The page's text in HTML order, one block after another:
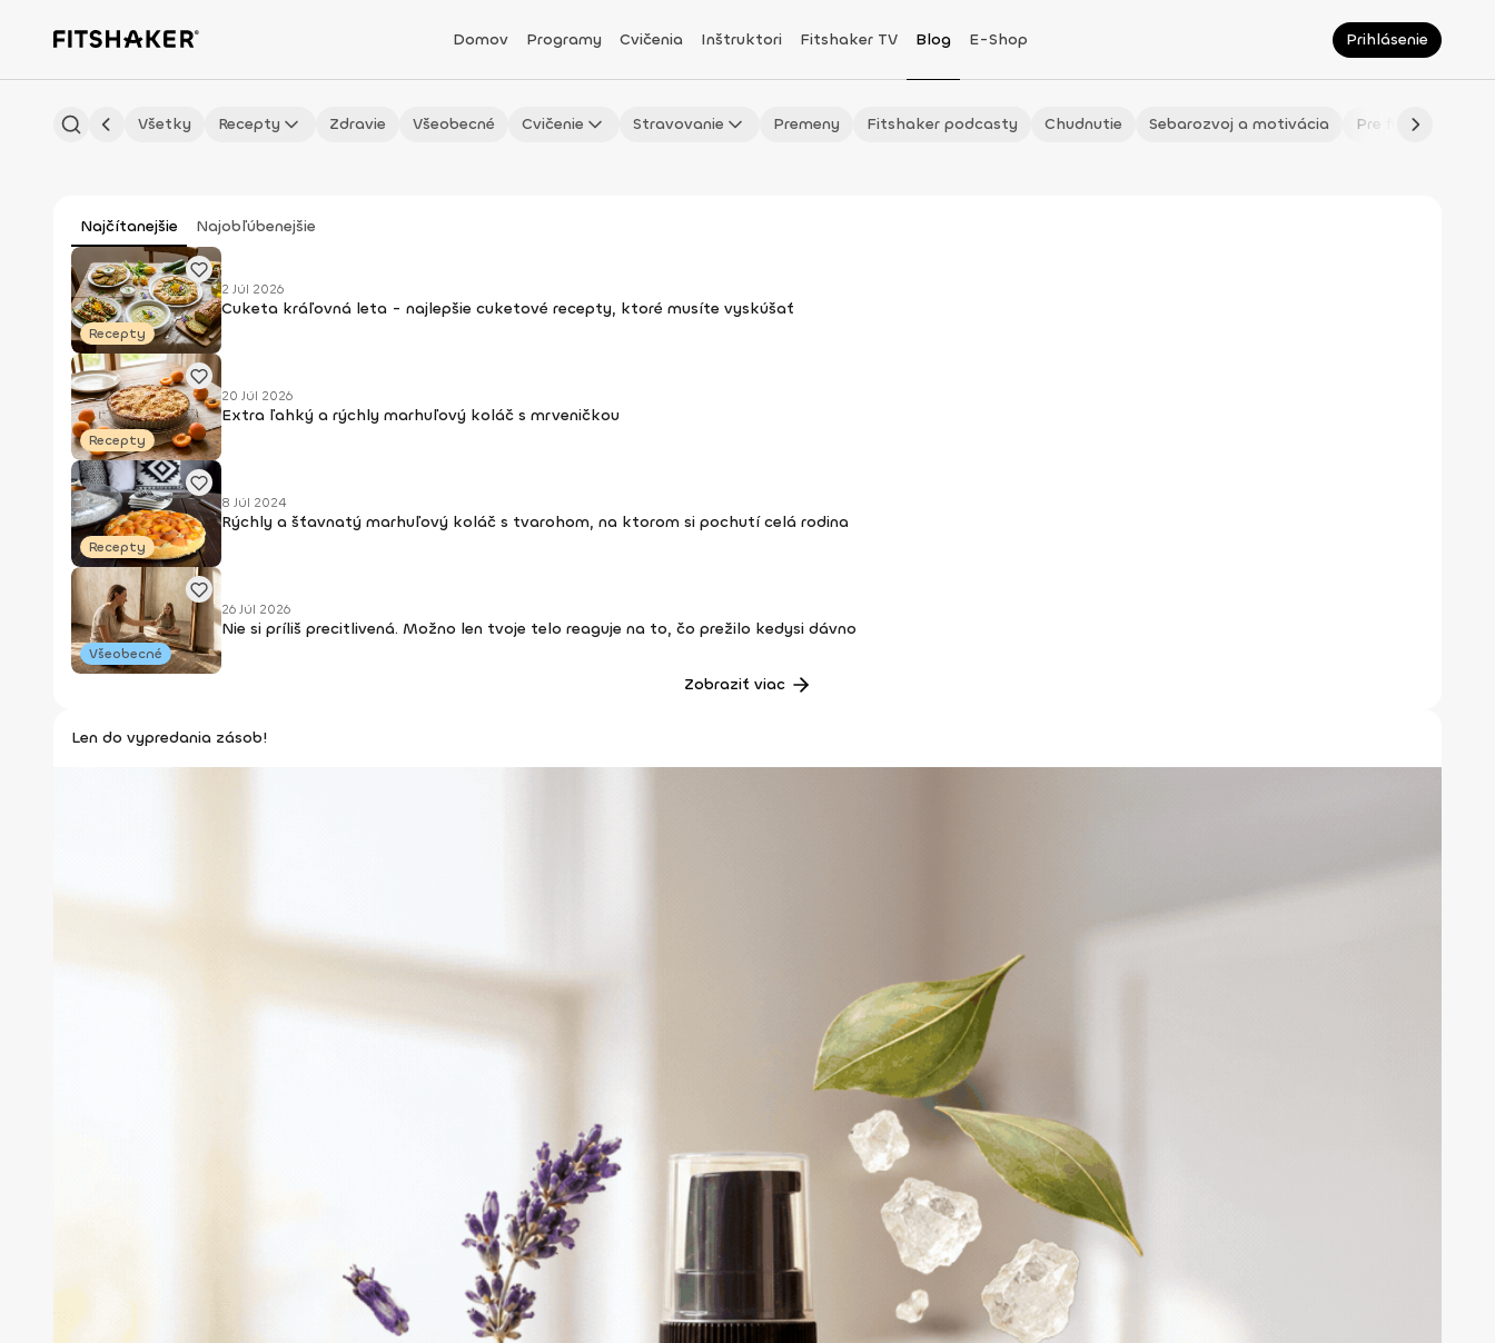
Domov Programy Cvičenia Inštruktori Fitshaker TV Blog E-Shop Prihlásenie
Všetky Recepty Zdravie Všeobecné Cvičenie Stravovanie Premeny Fitshaker podcasty Chudnutie Sebarozvoj a motivácia Pre fitmaminky
Najčítanejšie Najobľúbenejšie
Recepty
2 Júl 2026
Cuketa kráľovná leta - najlepšie cuketové recepty, ktoré musíte vyskúšať
Recepty
20 Júl 2026
Extra ľahký a rýchly marhuľový koláč s mrveničkou
Recepty
8 Júl 2024
Rýchly a šťavnatý marhuľový koláč s tvarohom, na ktorom si pochutí celá rodina
Všeobecné
26 Júl 2026
Nie si príliš precitlivená. Možno len tvoje telo reaguje na to, čo prežilo kedysi dávno
Zobraziť viac
Len do vypredania zásob!